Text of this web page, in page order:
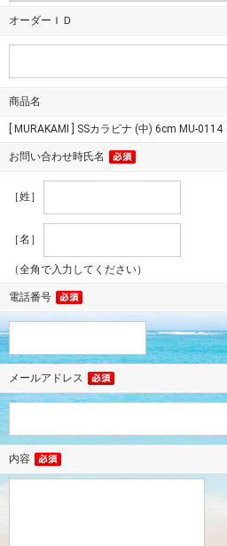
オーダーＩＤ
商品名
[ MURAKAMI ] SSカラビナ (中) 6cm MU-0114
お問い合わせ時氏名
［姓］
［名］
（全角で入力してください）
電話番号
メールアドレス
内容